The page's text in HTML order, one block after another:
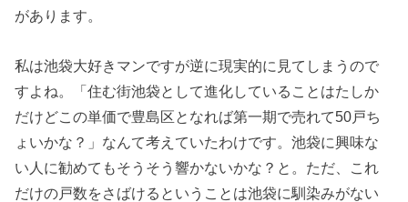
があります。
私は池袋大好きマンですが逆に現実的に見てしまうので
すよね。「住む街池袋として進化していることはたしか
だけどこの単価で豊島区となれば第一期で売れて50戸ち
ょいかな？」なんて考えていたわけです。池袋に興味な
い人に勧めてもそうそう響かないかな？と。ただ、これ
だけの戸数をさばけるということは池袋に馴染みがない